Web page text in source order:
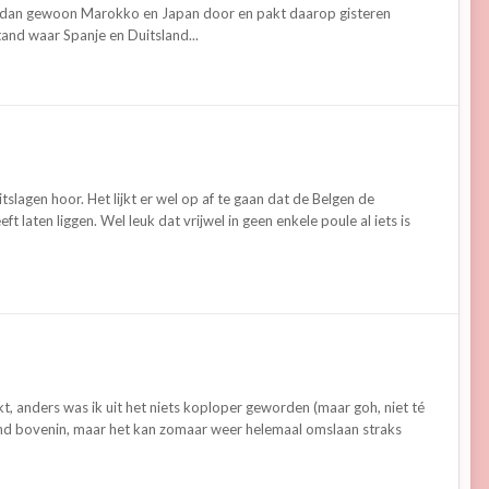
gewoon Marokko en Japan door en pakt daarop gisteren
waar Spanje en Duitsland...
hoor. Het lijkt er wel op af te gaan dat de Belgen de
laten liggen. Wel leuk dat vrijwel in geen enkele poule al iets is
anders was ik uit het niets koploper geworden (maar goh, niet té
bovenin, maar het kan zomaar weer helemaal omslaan straks